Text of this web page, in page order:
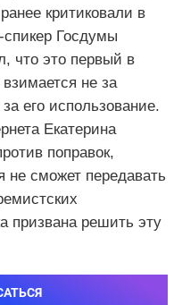
критиковали в
Госдумы
что это первый в
не за
его использование.
Екатерина
поправок,
не сможет передавать
призвана решить эту